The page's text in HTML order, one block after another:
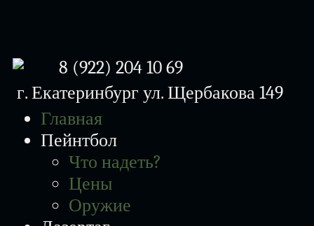
8 (922) 204 10 69
г. Екатеринбург ул. Щербакова 149
Главная
Пейнтбол
Что надеть?
Цены
Оружие